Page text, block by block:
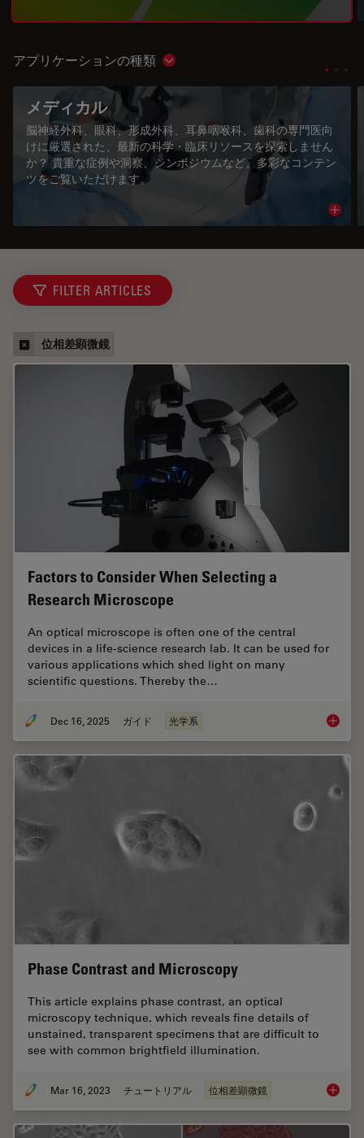
アプリケーションの種類 Show subnavigation
メディカル
脳神経外科、眼科、形成外科、耳鼻咽喉科、歯科の専門医向
けに厳選された、最新の科学・臨床リソースを探索しません
か？ 貴重な症例や洞察、シンポジウムなど、多彩なコンテン
ツをご覧いただけます。
FILTER ARTICLES
位相差顕微鏡
Factors to Consider When Selecting a
Research Microscope
An optical microscope is often one of the central
devices in a life-science research lab. It can be used for
various applications which shed light on many
scientific questions. Thereby the…
Dec 16, 2025 ガイド 光学系 Factors
Phase Contrast and Microscopy
This article explains phase contrast, an optical
microscopy technique, which reveals fine details of
unstained, transparent specimens that are difficult to
see with common brightfield illumination.
Mar 16, 2023 チュートリアル 位相差顕微鏡 Phase